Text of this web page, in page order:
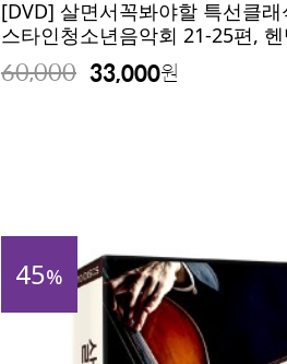
[DVD] 살면서꼭봐야할 특선클
스타인청소년음악회 21-25편,
60,000 33,000원
45%